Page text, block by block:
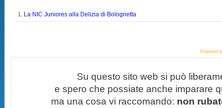
1. La NIC Juniores alla Delizia di Bolognetta
Powered
Su questo sito web si può
e spero che possiate anche imparare
ma una cosa vi raccomando: non